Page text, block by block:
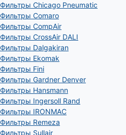
Фильтры Chicago Pneumatic
Фильтры Comaro
Фильтры CompAir
Фильтры CrossAir DALI
Фильтры Dalgakiran
Фильтры Ekomak
Фильтры Fini
Фильтры Gardner Denver
Фильтры Hansmann
Фильтры Ingersoll Rand
Фильтры IRONMAC
Фильтры Remeza
Фильтры Sullair